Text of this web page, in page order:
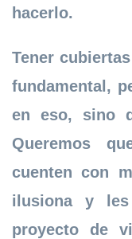
hacerlo.
Tener
fundamental,
en eso, sino
Queremos
cuenten con
ilusiona y
proyecto de